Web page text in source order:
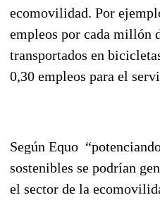
ecomovilidad. Por
empleos por cada millón
transportados en
0,30 empleos para el
Según Equo
sostenibles se podrían
el sector de la